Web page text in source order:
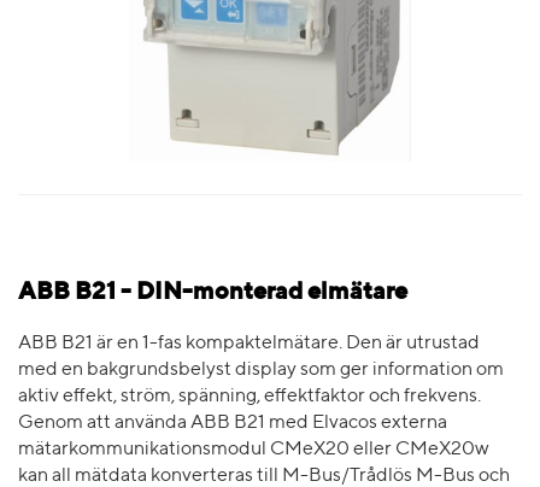
ABB B21 - DIN-monterad elmätare
ABB B21 är en 1-fas kompaktelmätare. Den är utrustad
med en bakgrundsbelyst display som ger information om
aktiv effekt, ström, spänning, effektfaktor och frekvens.
Genom att använda ABB B21 med Elvacos externa
mätarkommunikationsmodul CMeX20 eller CMeX20w
kan all mätdata konverteras till M-Bus/Trådlös M-Bus och